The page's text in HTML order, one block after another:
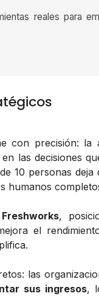
reales para
con precisión: la
las decisiones
10 personas
humanos
Freshworks,
el
las
sus ingresos,